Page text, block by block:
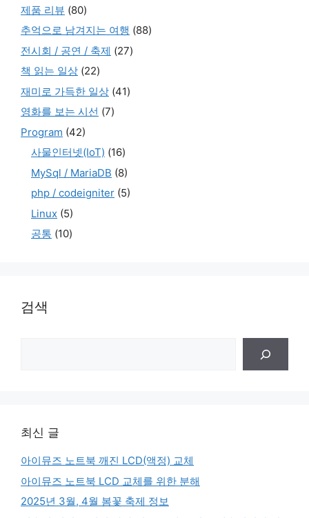
제품 리뷰 (80)
추억으로 남겨지는 여행 (88)
전시회 / 공연 / 축제 (27)
책 읽는 일상 (22)
재미로 가득한 일상 (41)
영화를 보는 시선 (7)
Program (42)
사물인터넷(IoT) (16)
MySql / MariaDB (8)
php / codeigniter (5)
Linux (5)
공통 (10)
검색
최신 글
아이뮤즈 노트북 깨진 LCD(액정) 교체
아이뮤즈 노트북 LCD 교체를 위한 분해
2025년 3월, 4월 봄꽃 축제 정보